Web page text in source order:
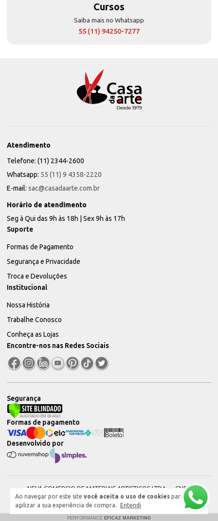
Ao navegar por este site você aceita o uso de cookies para
agilizar a sua experiência de compra.
Entendi
Cursos
Saiba mais no Whatsapp
55 (11) 94250-7277
Atendimento
Telefone: (11) 2344-2600
Whatsapp: 55 (11) 9 4358-2220
E-mail: sac@casadaarte.com.br
Horário de atendimento
Seg à Qui das 9h às 18h | Sex 9h às 17h
Suporte
Formas de Pagamento
Segurança e Privacidade
Troca e Devoluções
Institucional
Nossa História
Trabalhe Conosco
Conheça as Lojas
Encontre-nos nas Redes Sociais
Segurança
Desenvolvido por
Formas de pagamento
NEVA COMERCIO DE MATERIAIS ARTISTICOS LTDA — CNPJ:
51604544000101 © 2026. Todos os direitos reservados.